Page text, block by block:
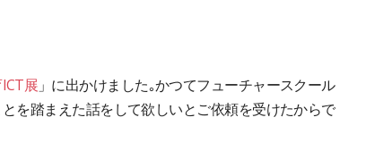
展 」に出かけました｡かつてフューチャースクール
を踏まえた話をして欲しいとご依頼を受けたからで